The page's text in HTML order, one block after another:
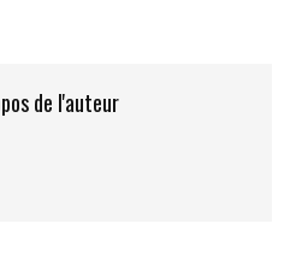
de l'auteur